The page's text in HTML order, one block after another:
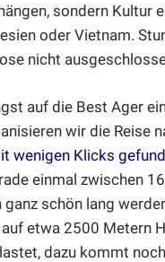
sondern Kultur
oder Vietnam.
nicht
auf die Best Ager
wir die Reise
wenigen Klicks
einmal zwischen
schön lang
etwa 2500 Metern
dazu kommt